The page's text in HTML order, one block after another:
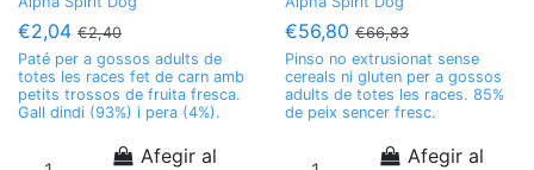
€2,04 €2,40
Paté per a gossos adults de
totes les races fet de carn amb
petits trossos de fruita fresca.
Gall dindi (93%) i pera (4%).
Afegir al
€56,80 €66,83
Pinso no extrusionat sense
cereals ni gluten per a gossos
adults de totes les races. 85%
de peix sencer fresc.
Afegir al